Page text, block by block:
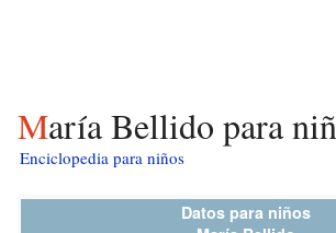
María Bellido para
Enciclopedia para niños
Datos para niños